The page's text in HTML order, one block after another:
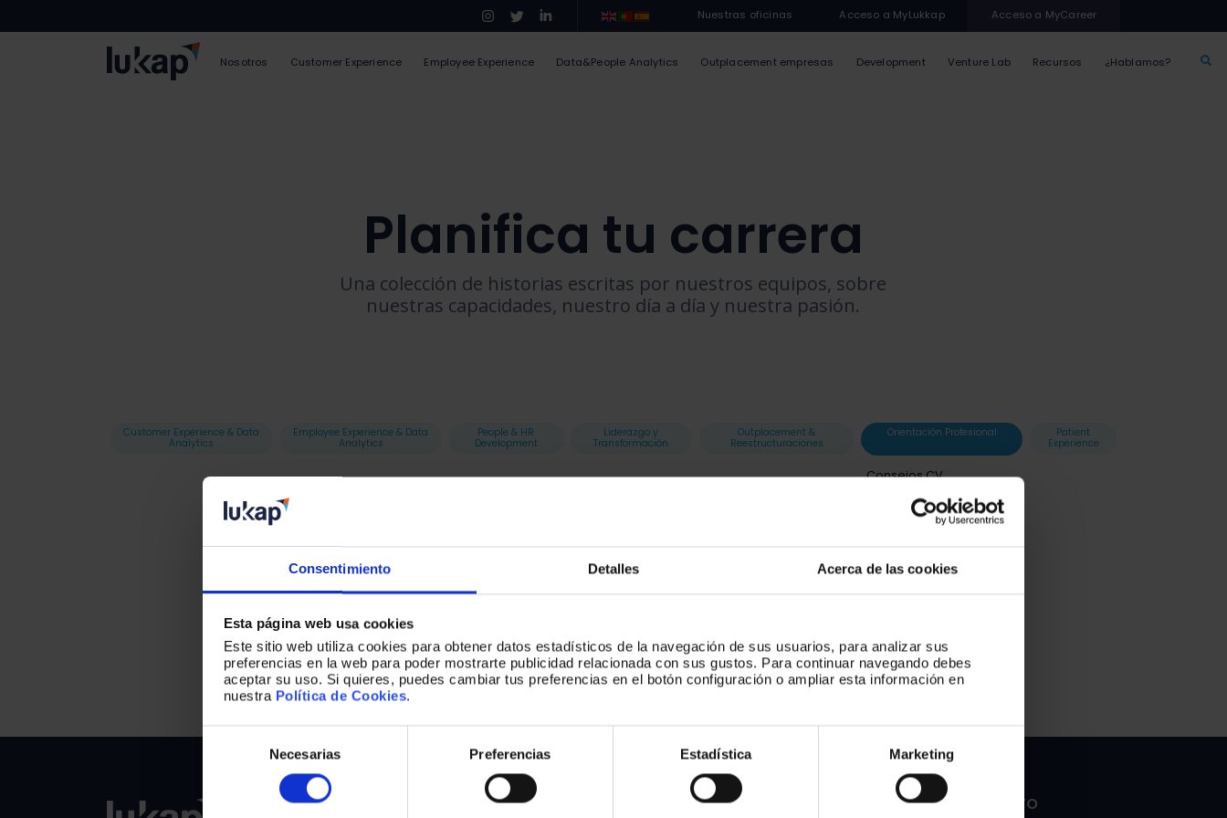
Consentimiento Detalles Acerca de las cookies
Esta página web usa cookies
Este sitio web utiliza cookies para obtener datos estadísticos de la navegación de sus usuarios, para analizar sus
preferencias en la web para poder mostrarte publicidad relacionada con sus gustos. Para continuar navegando debes
aceptar su uso. Si quieres, puedes cambiar tus preferencias en el botón configuración o ampliar esta información en
nuestra Política de Cookies.
Necesarias Preferencias Estadística Marketing
Nuestras oficinas Acceso a MyLukkap Acceso a MyCareer
Nosotros Customer Experience Employee Experience Data&People Analytics Outplacement empresas Development Venture Lab Recursos ¿Hablamos?
Planifica tu carrera
Una colección de historias escritas por nuestros equipos, sobre
nuestras capacidades, nuestro día a día y nuestra pasión.
Customer Experience & Data
Analytics
Employee Experience & Data
Analytics
People & HR
Development
Liderazgo y
Transformación
Outplacement &
Reestructuraciones
Orientación Profesional
Consejos CV
Hábitos y Rutinas
Networking y marca
personal
Planifica tu carrera
ofertas
Patient
Experience
Actualmente no existen resultados para mostrar en esta categoría...
LO MÁS BUSCADO CONTACTO